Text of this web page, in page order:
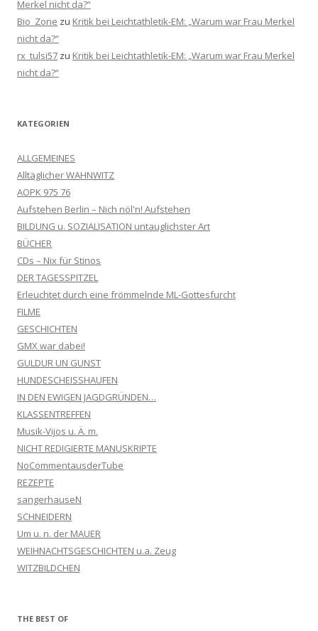
Merkel nicht da?“
Bio_Zone zu Kritik bei Leichtathletik-EM: „Warum war Frau Merkel
nicht da?“
rx_tulsi57 zu Kritik bei Leichtathletik-EM: „Warum war Frau Merkel
nicht da?“
KATEGORIEN
ALLGEMEINES
Alltäglicher WAHNWITZ
AOPK 975 76
Aufstehen Berlin – Nich nöl'n! Aufstehen
BILDUNG u. SOZIALISATION untauglichster Art
BÜCHER
CDs – Nix für Stinos
DER TAGESSPITZEL
Erleuchtet durch eine frömmelnde ML-Gottesfurcht
FILME
GESCHICHTEN
GMX war dabei!
GULDUR UN GUNST
HUNDESCHEISSHAUFEN
IN DEN EWIGEN JAGDGRÜNDEN…
KLASSENTREFFEN
Musik-Vijos u. Ä. m.
NICHT REDIGIERTE MANUSKRIPTE
NoCommentausderTube
REZEPTE
sangerhauseN
SCHNEIDERN
Um u. n. der MAUER
WEIHNACHTSGESCHICHTEN u.a. Zeug
WITZBILDCHEN
THE BEST OF